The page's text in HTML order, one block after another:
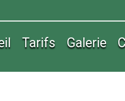
Tarifs Galerie